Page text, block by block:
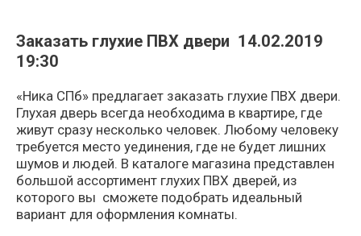
Заказать глухие ПВХ двери 14.02.2019
19:30
«Ника СПб» предлагает заказать глухие ПВХ двери.
Глухая дверь всегда необходима в квартире, где
живут сразу несколько человек. Любому человеку
требуется место уединения, где не будет лишних
шумов и людей. В каталоге магазина представлен
большой ассортимент глухих ПВХ дверей, из
которого вы сможете подобрать идеальный
вариант для оформления комнаты.